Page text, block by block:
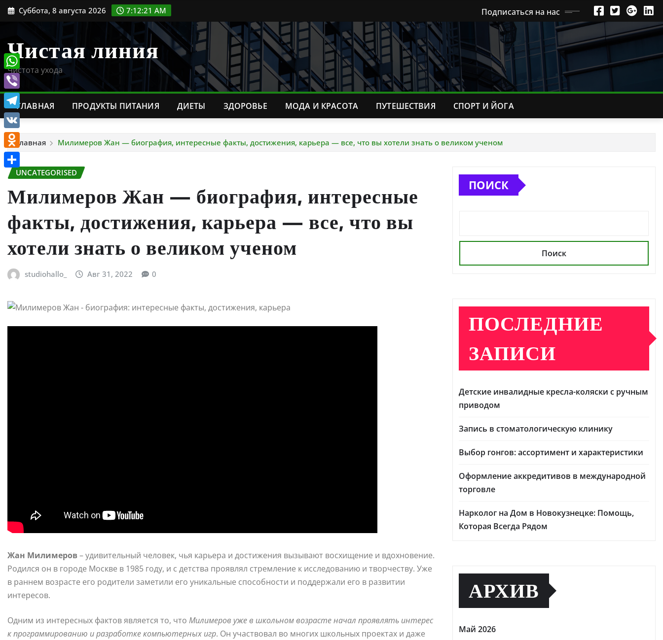
ПерейтиСуббота, 8 августа 2026 7:12:22 AM Подписаться на нас
Чистая линия
Чистота ухода
ГЛАВНАЯ ПРОДУКТЫ ПИТАНИЯ ДИЕТЫ ЗДОРОВЬЕ МОДА И КРАСОТА ПУТЕШЕСТВИЯ СПОРТ И ЙОГА
Главная Милимеров Жан — биография, интересные факты, достижения, карьера — все, что вы хотели знать о великом ученом
UNCATEGORISED
Милимеров Жан — биография, интересные
факты, достижения, карьера — все, что вы
хотели знать о великом ученом
studiohallo_ Авг 31, 2022 0
Жан Милимеров– удивительный человек, чья карьера и достижения вызывают восхищение и вдохновение.
Родился он в городе Москве в 1985 году, и с детства проявлял стремление к исследованию и творчеству. Уже
в раннем возрасте его родители заметили его уникальные способности и поддержали его в развитии
интересов.
Одним из интересных фактов является то, что Милимеров уже в школьном возрасте начал проявлять интерес
к программированию и разработке компьютерных игр. Он участвовал во многих школьных проектах и даже
ПОИСК
Поиск
ПОСЛЕДНИЕ
ЗАПИСИ
Детские инвалидные кресла-коляски с ручным
приводом
Запись в стоматологическую клинику
Выбор гонгов: ассортимент и характеристики
Оформление аккредитивов в международной
торговле
Нарколог на Дом в Новокузнецке: Помощь,
Которая Всегда Рядом
АРХИВ
Май 2026
WhatsApp
Viber
Telegram
VK
Odnoklassniki
Отправить